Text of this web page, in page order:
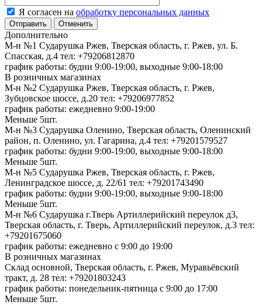
Я согласен на обработку персональных данных
Отменить
Дополнительно
М-н №1 Сударушка Ржев, Тверская область, г. Ржев, ул. Б.
Спасская, д.4 тел: +79206812870
график работы: будни 9:00-19:00, выходные 9:00-18:00
В розничных магазинах
М-н №2 Cударушка Ржев, Тверская область, г. Ржев,
Зубцовское шоссе, д.20 тел: +79206977852
график работы: ежедневно 9:00-19:00
Меньше 5шт.
М-н №3 Сударушка Оленино, Тверская область, Оленинский
район, п. Оленино, ул. Гагарина, д.4 тел: +79201579527
график работы: будни 9:00-19:00, выходные 9:00-18:00
Меньше 5шт.
М-н №5 Сударушка Ржев, Тверская область, г. Ржев,
Ленинградское шоссе, д. 22/61 тел: +79201743490
график работы: будни 9:00-19:00, выходные 9:00-18:00
Меньше 5шт.
М-н №6 Сударушка г.Тверь Артиллерийский переулок д3,
Тверская область, г. Тверь, Артиллерийский переулок, д.3 тел:
+79201675060
график работы: ежедневно с 9:00 до 19:00
В розничных магазинах
Склад основной, Тверская область, г. Ржев, Муравьёвский
тракт, д. 28 тел: +79201803243
график работы: понедельник-пятница с 9:00 до 17:00
Меньше 5шт.